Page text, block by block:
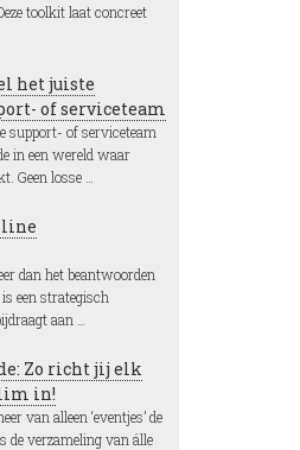
toolkit laat concreet
het juiste
of serviceteam
support- of serviceteam
in een wereld waar
Geen losse …
dan het beantwoorden
een strategisch
aan …
Zo richt jij elk
in!
van alleen ‘eventjes’ de
de verzameling van álle